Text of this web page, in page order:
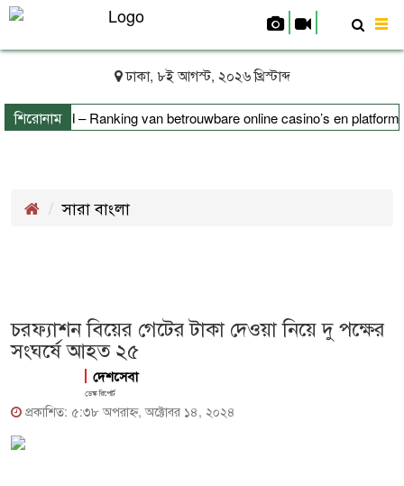
ঢাকা, ৮ই আগস্ট, ২০২৬ খ্রিস্টাব্দ
শিরোনাম– Ranking van betrouwbare online casino’s en platforms
সারা বাংলা
চরফ্যাশন বিয়ের গেটের টাকা দেওয়া নিয়ে দু পক্ষের
সংঘর্ষে আহত ২৫
দেশসেবা
ডেস্ক রিপোর্ট
প্রকাশিত: ৫:৩৮ অপরাহ্ণ, অক্টোবর ১৪, ২০২৪